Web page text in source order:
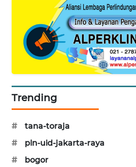
Trending
#
tana-toraja
#
pln-uid-jakarta-raya
#
bogor
PLN
WATCH
MKLI
LPKKI
LKKI